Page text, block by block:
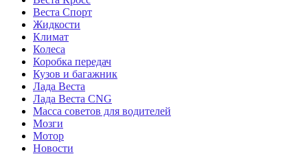
Веста Спорт
Жидкости
Климат
Колеса
Коробка передач
Кузов и багажник
Лада Веста
Лада Веста CNG
Масса советов для водителей
Мозги
Мотор
Новости